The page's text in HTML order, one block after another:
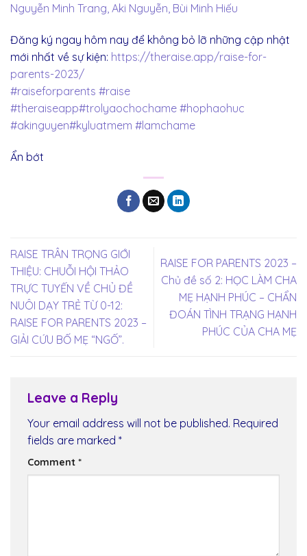
Nguyễn Minh Trang, Aki Nguyễn, Bùi Minh Hiếu
Đăng ký ngay hôm nay để không bỏ lỡ những cập nhật
mới nhất về sự kiện: https://theraise.app/raise-for-
parents-2023/
#raiseforparents #raise
#theraiseapp#trolyaochochame #hophaohuc
#akinguyen#kyluatmem #lamchame
Ẩn bớt
RAISE TRÂN TRỌNG GIỚI
THIỆU: CHUỖI HỘI THẢO
TRỰC TUYẾN VỀ CHỦ ĐỀ
NUÔI DẠY TRẺ TỪ 0-12:
RAISE FOR PARENTS 2023 –
GIẢI CỨU BỐ MẸ “NGỐ”.
RAISE FOR PARENTS 2023 –
Chủ đề số 2: HỌC LÀM CHA
MẸ HẠNH PHÚC – CHẨN
ĐOÁN TÌNH TRẠNG HẠNH
PHÚC CỦA CHA MẸ
Leave a Reply
Your email address will not be published. Required
fields are marked *
Comment *